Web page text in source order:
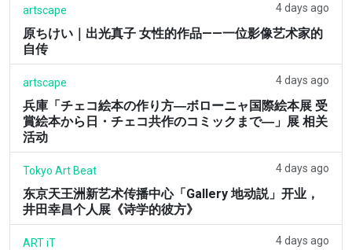
artscape 4 days ago
原ちけい｜出光真子 女性的作品——一位影像艺术家的
自传
artscape 4 days ago
兵庫「チェコ絵本の作り方―ボローニャ国際絵本展 受
賞絵本から日・チェコ共作のコミックまで―」展 相关
活动
Tokyo Art Beat 4 days ago
东京天王洲新艺术传播中心「Gallery 地动説」开业，
井田幸昌个人展《诗学的彼方》
ART iT 4 days ago